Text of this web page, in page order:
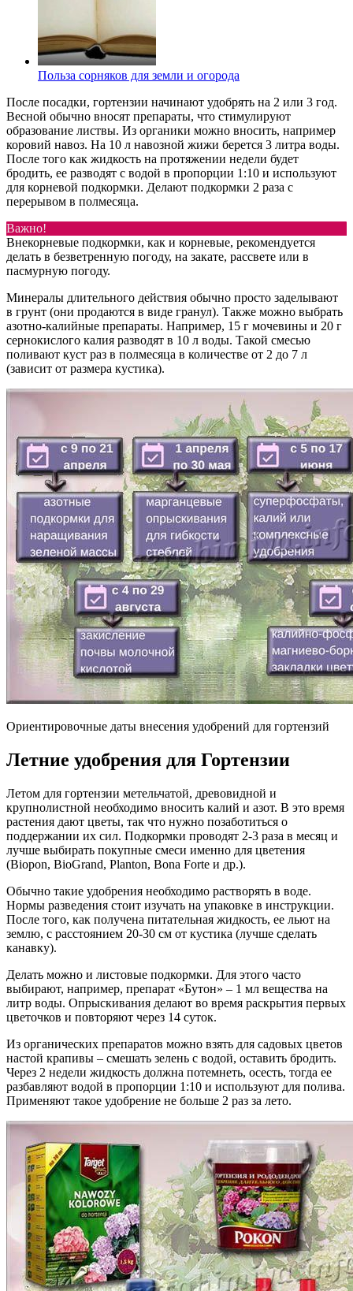
Польза сорняков для земли и огорода
После посадки, гортензии начинают удобрять на 2 или 3 год.
Весной обычно вносят препараты, что стимулируют
образование листвы. Из органики можно вносить, например
коровий навоз. На 10 л навозной жижи берется 3 литра воды.
После того как жидкость на протяжении недели будет
бродить, ее разводят с водой в пропорции 1:10 и используют
для корневой подкормки. Делают подкормки 2 раза с
перерывом в полмесяца.
Важно!
Внекорневые подкормки, как и корневые, рекомендуется
делать в безветренную погоду, на закате, рассвете или в
пасмурную погоду.
Минералы длительного действия обычно просто заделывают
в грунт (они продаются в виде гранул). Также можно выбрать
азотно-калийные препараты. Например, 15 г мочевины и 20 г
сернокислого калия разводят в 10 л воды. Такой смесью
поливают куст раз в полмесяца в количестве от 2 до 7 л
(зависит от размера кустика).
Ориентировочные даты внесения удобрений для гортензий
Летние удобрения для Гортензии
Летом для гортензии метельчатой, древовидной и
крупнолистной необходимо вносить калий и азот. В это время
растения дают цветы, так что нужно позаботиться о
поддержании их сил. Подкормки проводят 2-3 раза в месяц и
лучше выбирать покупные смеси именно для цветения
(Biopon, BioGrand, Planton, Bona Forte и др.).
Обычно такие удобрения необходимо растворять в воде.
Нормы разведения стоит изучать на упаковке в инструкции.
После того, как получена питательная жидкость, ее льют на
землю, с расстоянием 20-30 см от кустика (лучше сделать
канавку).
Делать можно и листовые подкормки. Для этого часто
выбирают, например, препарат «Бутон» – 1 мл вещества на
литр воды. Опрыскивания делают во время раскрытия первых
цветочков и повторяют через 14 суток.
Из органических препаратов можно взять для садовых цветов
настой крапивы – смешать зелень с водой, оставить бродить.
Через 2 недели жидкость должна потемнеть, осесть, тогда ее
разбавляют водой в пропорции 1:10 и используют для полива.
Применяют такое удобрение не больше 2 раз за лето.